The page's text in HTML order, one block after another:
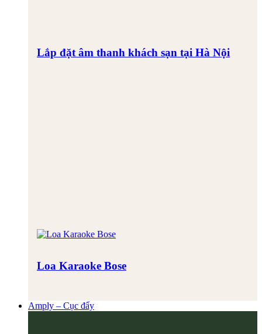
Lắp đặt âm thanh khách sạn tại Hà Nội
Loa Karaoke Bose
Amply – Cục đẩy